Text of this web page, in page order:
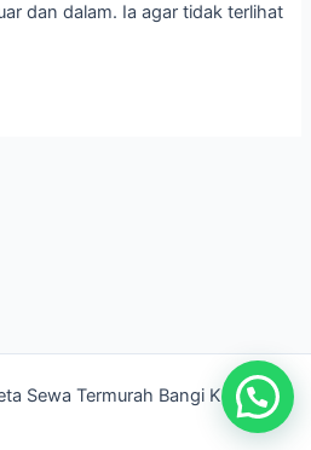
dan dalam. Ia agar tidak terlihat
Sewa Termurah Bangi Kajang